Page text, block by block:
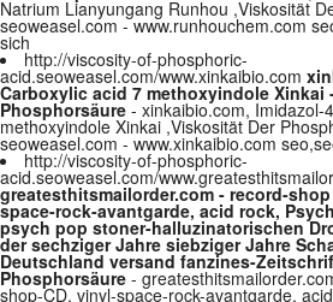
Natrium Lianyungang Runhou ,Viskosität
seoweasel.com - www.runhouchem.com
sich
http://viscosity-of-phosphoric-
acid.seoweasel.com/www.xinkaibio.com
Carboxylic acid 7 methoxyindole Xinkai
Phosphorsäure - xinkaibio.com, Imidazol-
methoxyindole Xinkai ,Viskosität Der
seoweasel.com - www.xinkaibio.com
http://viscosity-of-phosphoric-
acid.seoweasel.com/
greatesthitsmailorder.com - record-
space-rock-avantgarde, acid rock,
psych pop stoner-halluzinatorischen
der sechziger Jahre siebziger Jahre
Deutschland versand fanzines-
Phosphorsäure -
shop-CD, vinyl-space-rock-avantgarde,